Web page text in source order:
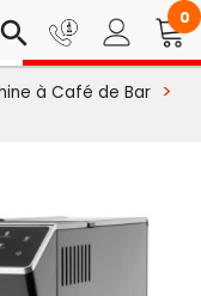
search 0
à Café de Bar